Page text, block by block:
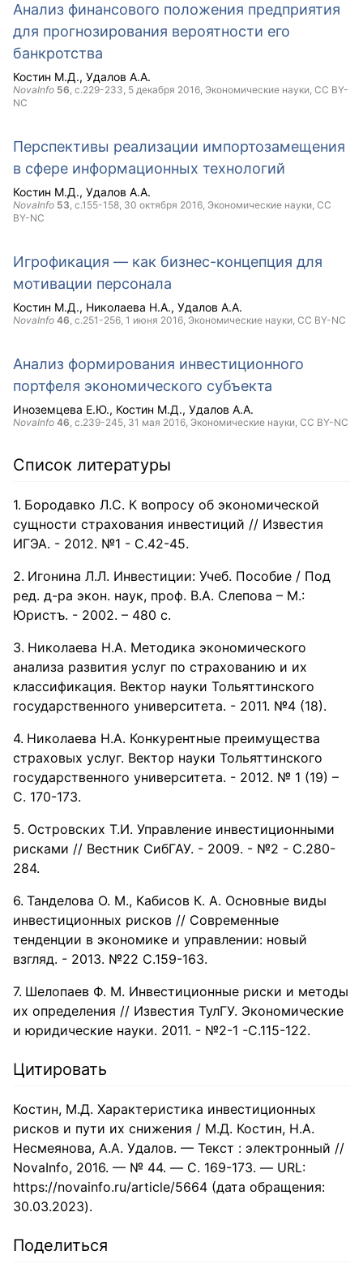
Анализ финансового положения предприятия
для прогнозирования вероятности его
банкротства
Костин М.Д. Удалов А.А.
NovaInfo 56, с.229-233, 5 декабря 2016, Экономические науки, CC BY-
NC
Перспективы реализации импортозамещения
в сфере информационных технологий
Костин М.Д. Удалов А.А.
NovaInfo 53, с.155-158, 30 октября 2016, Экономические науки, CC
BY-NC
Игрофикация — как бизнес-концепция для
мотивации персонала
Костин М.Д. Николаева Н.А. Удалов А.А.
NovaInfo 46, с.251-256, 1 июня 2016, Экономические науки, CC BY-NC
Анализ формирования инвестиционного
портфеля экономического субъекта
Иноземцева Е.Ю. Костин М.Д. Удалов А.А.
NovaInfo 46, с.239-245, 31 мая 2016, Экономические науки, CC BY-NC
Список литературы
Бородавко Л.С. К вопросу об экономической
сущности страхования инвестиций // Известия
ИГЭА. - 2012. №1 - С.42-45.
Игонина Л.Л. Инвестиции: Учеб. Пособие / Под
ред. д-ра экон. наук, проф. В.А. Слепова – М.:
Юристъ. - 2002. – 480 с.
Николаева Н.А. Методика экономического
анализа развития услуг по страхованию и их
классификация. Вектор науки Тольяттинского
государственного университета. - 2011. №4 (18).
Николаева Н.А. Конкурентные преимущества
страховых услуг. Вектор науки Тольяттинского
государственного университета. - 2012. № 1 (19) –
С. 170-173.
Островских Т.И. Управление инвестиционными
рисками // Вестник СибГАУ. - 2009. - №2 - С.280-
284.
Танделова О. М., Кабисов К. А. Основные виды
инвестиционных рисков // Современные
тенденции в экономике и управлении: новый
взгляд. - 2013. №22 С.159-163.
Шелопаев Ф. М. Инвестиционные риски и методы
их определения // Известия ТулГУ. Экономические
и юридические науки. 2011. - №2-1 -С.115-122.
Цитировать
Костин, М.Д. Характеристика инвестиционных
рисков и пути их снижения / М.Д. Костин, Н.А.
Несмеянова, А.А. Удалов. — Текст : электронный //
NovaInfo, 2016. — № 44. — С. 169-173. — URL:
https://novainfo.ru/article/5664 (дата обращения:
30.03.2023).
Поделиться